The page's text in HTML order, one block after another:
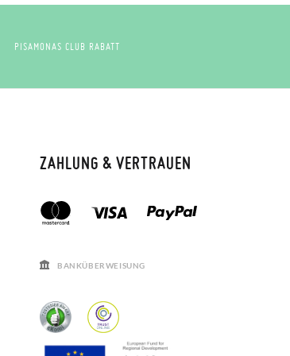
PISAMONAS CLUB RABATT
ZAHLUNG & VERTRAUEN
BANKÜBERWEISUNG